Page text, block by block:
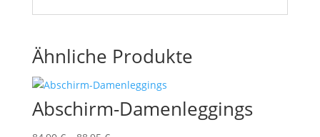
Ähnliche Produkte
Abschirm-Damenleggings